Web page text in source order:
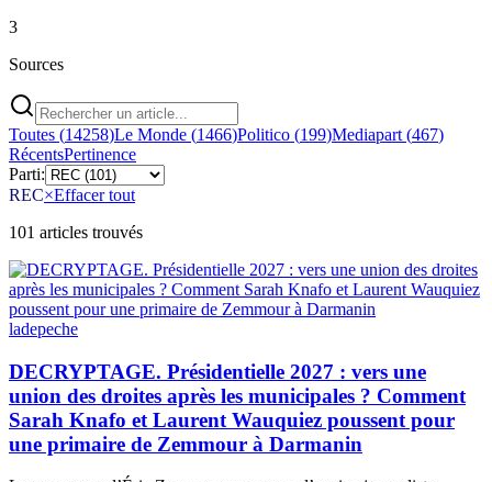
3
Sources
Toutes (14258)Le Monde (1466)Politico (199)Mediapart (467)
RécentsPertinence
Parti:
REC×Effacer tout
101 articles trouvés
ladepeche
DECRYPTAGE. Présidentielle 2027 : vers une
union des droites après les municipales ? Comment
Sarah Knafo et Laurent Wauquiez poussent pour
une primaire de Zemmour à Darmanin